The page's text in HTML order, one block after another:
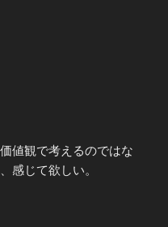
値観で考えるのではな
感じて欲しい。